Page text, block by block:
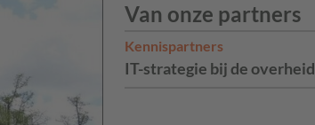
Van onze partners
Kennispartners
IT-strategie bij de overheid